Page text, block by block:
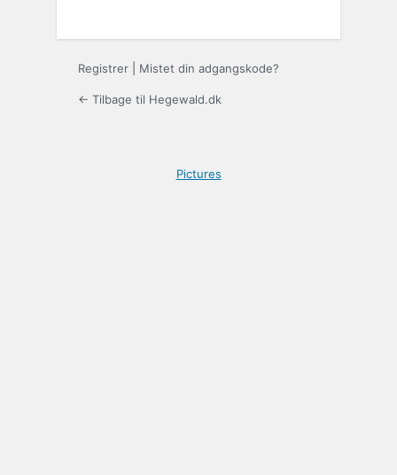
Registrer Mistet din adgangskode?
← Tilbage til Hegewald.dk
Pictures